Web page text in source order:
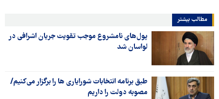
مطالب بیشتر
پول‌های نامشروع موجب تقویت جریان اشرافی در
لواسان شد
طبق برنامه انتخابات شورایاری ها را برگزار می‌کنیم/
مصوبه دولت را داریم